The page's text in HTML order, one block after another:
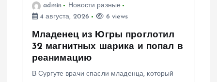
admin
Новости разные
4 августа, 2026
6 views
Младенец из Югры проглотил
32 магнитных шарика и попал в
реанимацию
В Сургуте врачи спасли младенца, который